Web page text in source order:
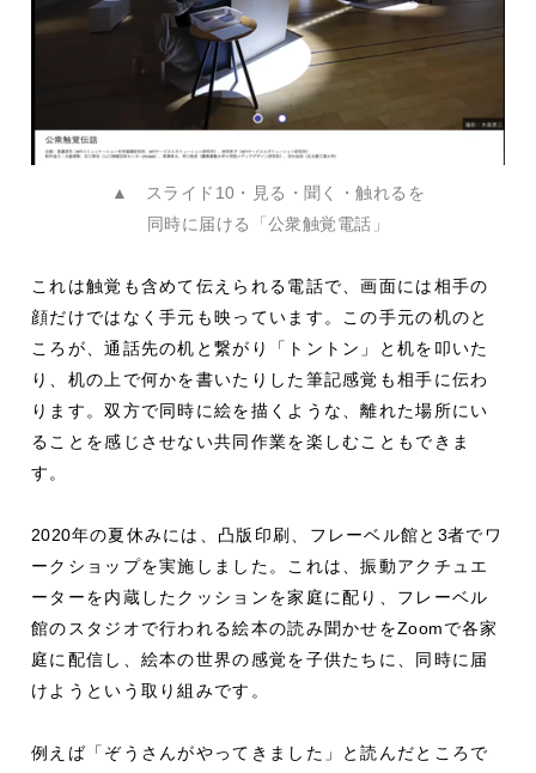
▲ スライド10・見る・聞く・触れるを
同時に届ける「公衆触覚電話」
これは触覚も含めて伝えられる電話で、画面には相手の
顔だけではなく手元も映っています。この手元の机のと
ころが、通話先の机と繋がり「トントン」と机を叩いた
り、机の上で何かを書いたりした筆記感覚も相手に伝わ
ります。双方で同時に絵を描くような、離れた場所にい
ることを感じさせない共同作業を楽しむこともできま
す。
2020年の夏休みには、凸版印刷、フレーベル館と 3者でワ
ークショップを実施しました。これは、振動アクチュエ
ーターを内蔵したクッションを家庭に配り、フレーベル
館のスタジオで行われる絵本の読み聞かせをZoomで各家
庭に配信し、絵本の世界の感覚を子供たちに、同時に届
けようという取り組みです。
例えば「ぞうさんがやってきました」と読んだところで